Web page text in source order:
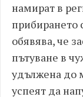
намират в
прибирането
обявява, че
пътуване в
удължена до
успеят да